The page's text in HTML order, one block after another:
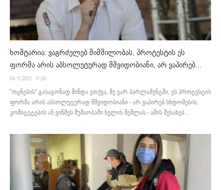
ხოშტარია: ვაგრძელებ შიმშილობას, პროტესტის ეს
ფორმა არის აბსოლუტურად მშვიდობიანი, არ ვაპირებ...
04.11.2021. 11:24
"ოცნების" გასაგონად მინდა ვთქვა, მე ვარ პარლამენტში, ეს პროტესტის
ფორმა არის აბსოლუტურად მშვიდობიანი - არ ვაპირებ სხდომების,
კომიტეტების ან ვინმეს მუშაობაში ხელის შეშლას,- ამის შესახებ...